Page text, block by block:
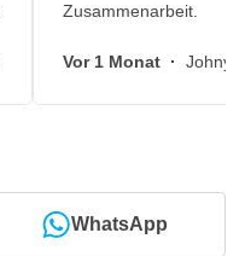
Zusammenarbeit.
Vor 1 Monat · Johny,
WhatsApp